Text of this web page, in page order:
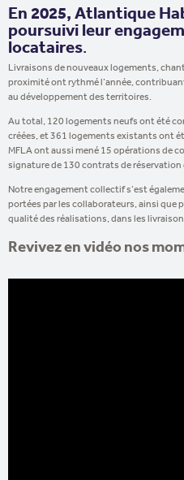
En 2025, Atlantique
poursuivi leur
locataires.
Livraisons de nouveaux logements,
proximité ont rythmé l’année,
au développement des territoires.
Au total, 120 logements neufs ont été
créées, et 361 logements existants ont
MFLA ont aussi mené 15 opérations de
signature de 130 contrats de réservation
Notre engagement collectif s’est
portées par les collaborateurs, ainsi que
qualité des réalisations, dans les
Revivez en vidéo nos